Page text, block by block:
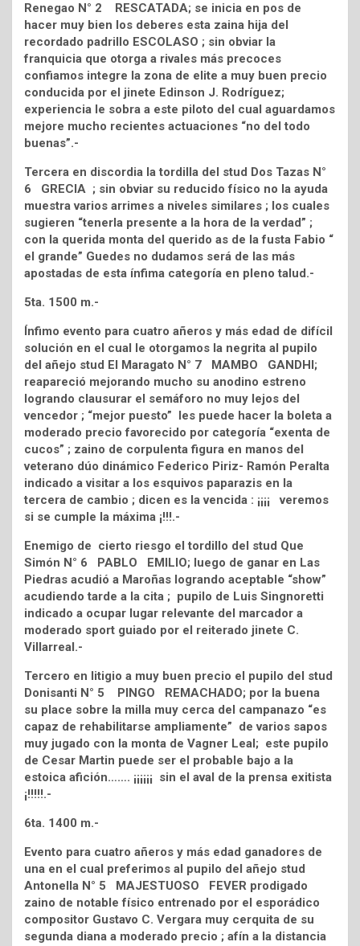
Renegao N° 2 RESCATADA; se inicia en pos de
hacer muy bien los deberes esta zaina hija del
recordado padrillo ESCOLASO ; sin obviar la
franquicia que otorga a rivales más precoces
confiamos integre la zona de elite a muy buen precio
conducida por el jinete Edinson J. Rodríguez;
experiencia le sobra a este piloto del cual aguardamos
mejore mucho recientes actuaciones “no del todo
buenas”.-
Tercera en discordia la tordilla del stud Dos Tazas N°
6 GRECIA ; sin obviar su reducido físico no la ayuda
muestra varios arrimes a niveles similares ; los cuales
sugieren “tenerla presente a la hora de la verdad” ;
con la querida monta del querido as de la fusta Fabio “
el grande” Guedes no dudamos será de las más
apostadas de esta ínfima categoría en pleno talud.-
5ta. 1500 m.-
Ínfimo evento para cuatro añeros y más edad de difícil
solución en el cual le otorgamos la negrita al pupilo
del añejo stud El Maragato N° 7 MAMBO GANDHI;
reapareció mejorando mucho su anodino estreno
logrando clausurar el semáforo no muy lejos del
vencedor ; “mejor puesto” les puede hacer la boleta a
moderado precio favorecido por categoría “exenta de
cucos” ; zaino de corpulenta figura en manos del
veterano dúo dinámico Federico Piriz- Ramón Peralta
indicado a visitar a los esquivos paparazis en la
tercera de cambio ; dicen es la vencida : ¡¡¡¡ veremos
si se cumple la máxima ¡!!!.-
Enemigo de cierto riesgo el tordillo del stud Que
Simón N° 6 PABLO EMILIO; luego de ganar en Las
Piedras acudió a Maroñas logrando aceptable “show”
acudiendo tarde a la cita ; pupilo de Luis Singnoretti
indicado a ocupar lugar relevante del marcador a
moderado sport guiado por el reiterado jinete C.
Villarreal.-
Tercero en litigio a muy buen precio el pupilo del stud
Donisanti N° 5 PINGO REMACHADO; por la buena
su place sobre la milla muy cerca del campanazo “es
capaz de rehabilitarse ampliamente” de varios sapos
muy jugado con la monta de Vagner Leal; este pupilo
de Cesar Martin puede ser el probable bajo a la
estoica afición……. ¡¡¡¡¡¡ sin el aval de la prensa exitista
¡!!!!!.-
6ta. 1400 m.-
Evento para cuatro añeros y más edad ganadores de
una en el cual preferimos al pupilo del añejo stud
Antonella N° 5 MAJESTUOSO FEVER prodigado
zaino de notable físico entrenado por el esporádico
compositor Gustavo C. Vergara muy cerquita de su
segunda diana a moderado precio ; afín a la distancia